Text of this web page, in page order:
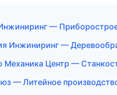
—
Инжиниринг —
Механика Центр —
— Литейное